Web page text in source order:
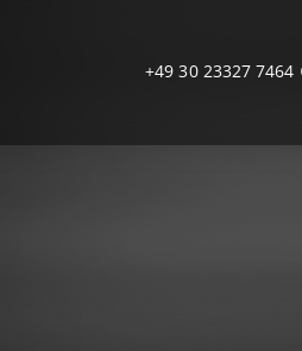
+49 30 23327 7464